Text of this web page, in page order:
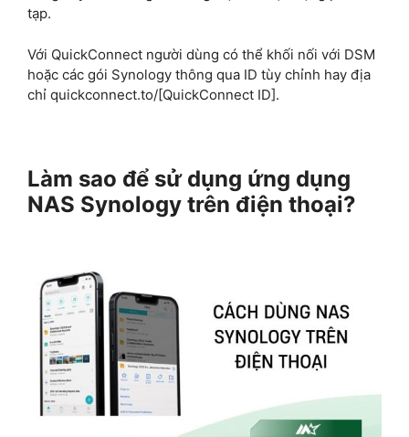
tạp.
Với QuickConnect người dùng có thể khối nối với DSM
hoặc các gói Synology thông qua ID tùy chỉnh hay địa
chỉ quickconnect.to/[QuickConnect ID].
Làm sao để sử dụng ứng dụng
NAS Synology trên điện thoại?